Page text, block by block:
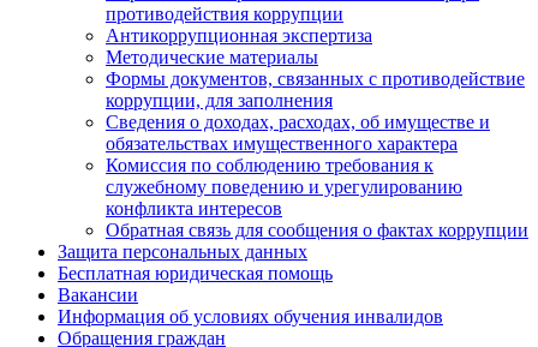
противодействия коррупции
Антикоррупционная экспертиза
Методические материалы
Формы документов, связанных с противодействие
коррупции, для заполнения
Сведения о доходах, расходах, об имуществе и
обязательствах имущественного характера
Комиссия по соблюдению требования к
служебному поведению и урегулированию
конфликта интересов
Обратная связь для сообщения о фактах коррупции
Защита персональных данных
Бесплатная юридическая помощь
Вакансии
Информация об условиях обучения инвалидов
Обращения граждан